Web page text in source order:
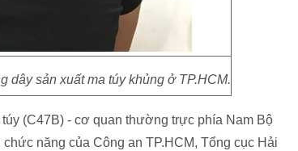
sản xuất ma túy khủng ở TP.HCM.
(C47B) - cơ quan thường trực phía Nam Bộ
năng của Công an TP.HCM, Tổng cục Hải